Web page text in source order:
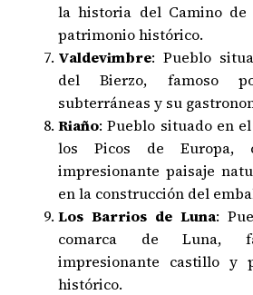
la historia del Camino
patrimonio histórico.
Valdevimbre: Pueblo
del Bierzo, famoso
subterráneas y su
Riaño: Pueblo situado en
los Picos de Europa,
impresionante paisaje
en la construcción del
Los Barrios de Luna:
comarca de Luna,
impresionante castillo y
histórico.